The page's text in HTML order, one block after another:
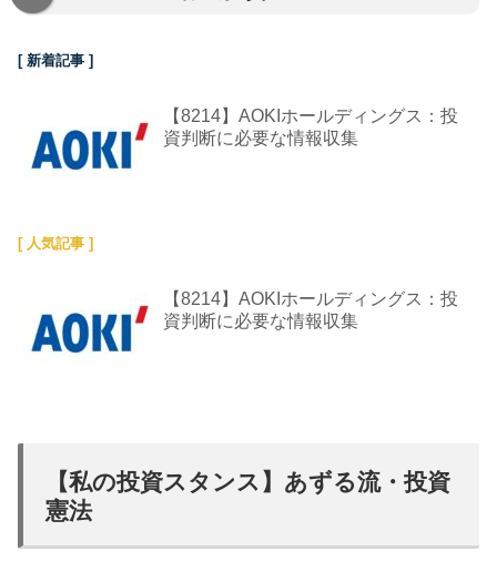
[ 新着記事 ]
【8214】AOKIホールディングス：投
資判断に必要な情報収集
[ 人気記事 ]
【8214】AOKIホールディングス：投
資判断に必要な情報収集
【私の投資スタンス】あずる流・投資
憲法